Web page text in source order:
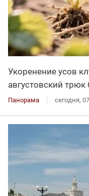
Укоренение усов
августовский трюк
Панорама сегодня,